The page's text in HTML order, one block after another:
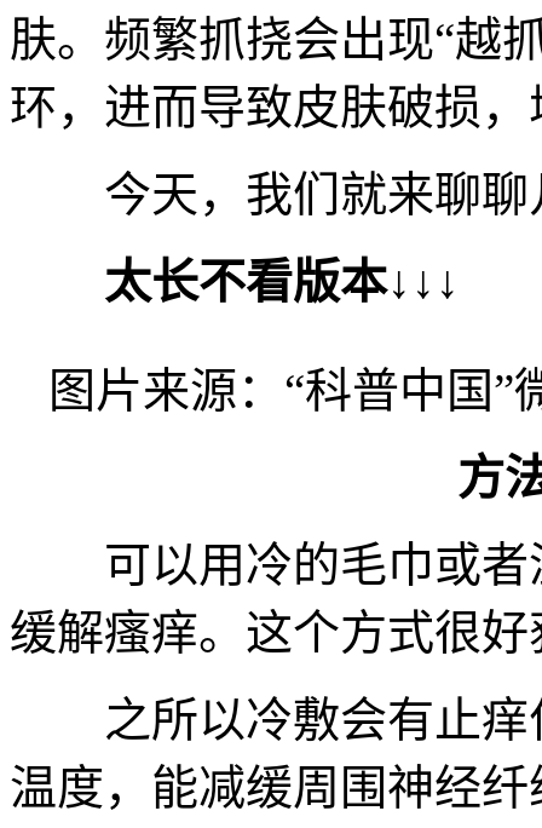
肤。频繁抓挠会出现“越
环，进而导致皮肤破损
今天，我们就来聊聊
太长不看版本↓↓↓
图片来源：“科普中国”
方
可以用冷的毛巾或者
缓解瘙痒。这个方式很
之所以冷敷会有止痒
温度，能减缓周围神经